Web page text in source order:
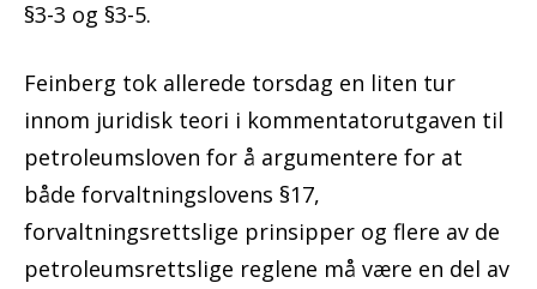
§3-3 og §3-5.
Feinberg tok allerede torsdag en liten tur
innom juridisk teori i kommentatorutgaven til
petroleumsloven for å argumentere for at
både forvaltningslovens §17,
forvaltningsrettslige prinsipper og flere av de
petroleumsrettslige reglene må være en del av